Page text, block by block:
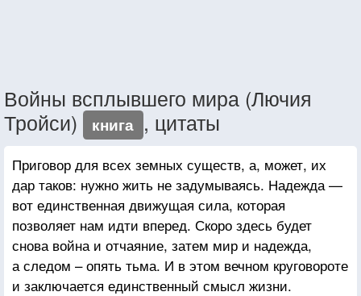
Войны всплывшего мира (Лючия
Тройси)
книга , цитаты
Приговор для всех земных существ, а, может, их
дар таков: нужно жить не задумываясь. Надежда —
вот единственная движущая сила, которая
позволяет нам идти вперед. Скоро здесь будет
снова война и отчаяние, затем мир и надежда,
а следом – опять тьма. И в этом вечном круговороте
и заключается единственный смысл жизни.